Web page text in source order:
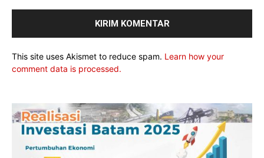
This site uses Akismet to reduce spam. Learn how your
comment data is processed.